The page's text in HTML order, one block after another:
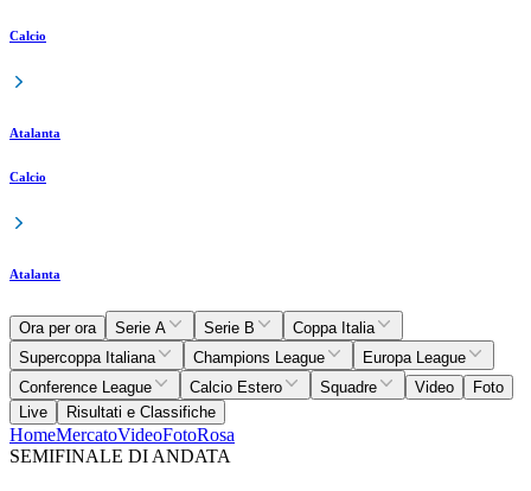
Calcio
Atalanta
Calcio
Atalanta
Ora per ora Serie A Serie B
Coppa Italia
Supercoppa Italiana
Champions League
Europa League
Conference League
Calcio Estero Squadre Video
Foto
Live
Risultati e Classifiche
HomeMercatoVideoFotoRosa
SEMIFINALE DI ANDATA